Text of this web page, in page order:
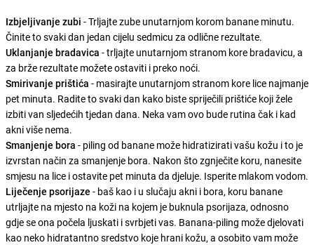
Izbjeljivanje zubi - Trljajte zube unutarnjom korom banane minutu.
Činite to svaki dan jedan cijelu sedmicu za odlične rezultate.
Uklanjanje bradavica - trljajte unutarnjom stranom kore bradavicu, a
za brže rezultate možete ostaviti i preko noći.
Smirivanje prištića - masirajte unutarnjom stranom kore lice najmanje
pet minuta. Radite to svaki dan kako biste spriječili prištiće koji žele
izbiti van sljedećih tjedan dana. Neka vam ovo bude rutina čak i kad
akni više nema.
Smanjenje bora - piling od banane može hidratizirati vašu kožu i to je
izvrstan način za smanjenje bora. Nakon što zgnječite koru, nanesite
smjesu na lice i ostavite pet minuta da djeluje. Isperite mlakom vodom.
Liječenje psorijaze - baš kao i u slučaju akni i bora, koru banane
utrljajte na mjesto na koži na kojem je buknula psorijaza, odnosno
gdje se ona počela ljuskati i svrbjeti vas. Banana-piling može djelovati
kao neko hidratantno sredstvo koje hrani kožu, a osobito vam može